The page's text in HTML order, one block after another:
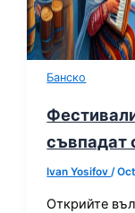
Банско
съвпадат
Ivan Yosifov/
Открийте